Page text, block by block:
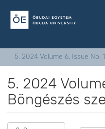
5. 2024 Volume 6, Issue No.
5. 2024
Böngészés